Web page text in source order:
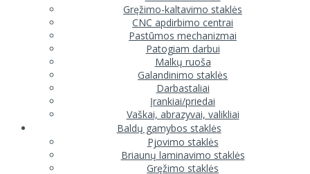
Gręžimo-kaltavimo staklės
CNC apdirbimo centrai
Pastūmos mechanizmai
Patogiam darbui
Malkų ruoša
Galandinimo staklės
Darbastaliai
Įrankiai/priedai
Vaškai, abrazyvai, valikliai
Baldų gamybos staklės
Pjovimo staklės
Briaunų laminavimo staklės
Gręžimo staklės